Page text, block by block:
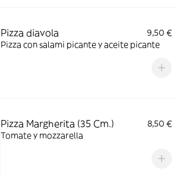
Pizza diavola
9,50 €
Pizza con salami picante y aceite picante
Pizza Margherita (35 Cm.)
8,50 €
Tomate y mozzarella